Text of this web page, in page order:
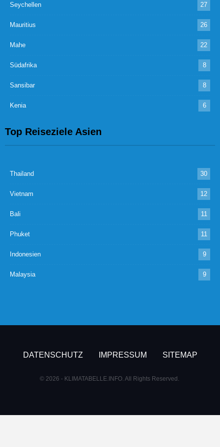
Seychellen 27
Mauritius 26
Mahe 22
Südafrika 8
Sansibar 8
Kenia 6
Top Reiseziele Asien
Thailand 30
Vietnam 12
Bali 11
Phuket 11
Indonesien 9
Malaysia 9
DATENSCHUTZ IMPRESSUM SITEMAP
© 2026 - KLIMATABELLE.INFO. All Rights Reserved.